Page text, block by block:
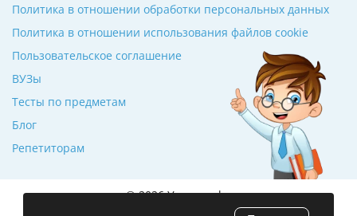
ВУЗы
Тесты по предметам
Блог
Репетиторам
Политика в отношении обработки персональных данных
Политика в отношении использования файлов cookie
Пользовательское соглашение
© 2026 Училкин.by